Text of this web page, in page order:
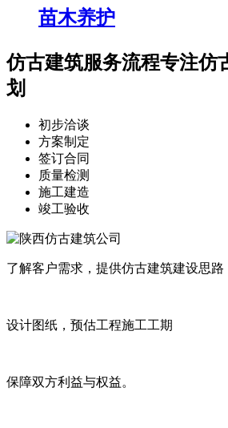
苗木养护
仿古建筑服务流程专注仿
划
初步洽谈
方案制定
签订合同
质量检测
施工建造
竣工验收
了解客户需求，提供仿古建筑建设思路
设计图纸，预估工程施工工期
保障双方利益与权益。